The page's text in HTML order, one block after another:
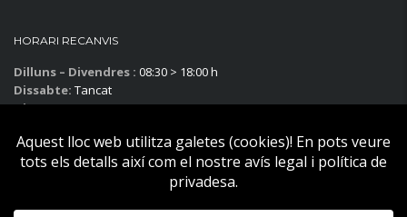
HORARI RECANVIS
Dilluns – Divendres : 08:30 > 18:00 h
Dissabte: Tancat
Diumenge:Tancat